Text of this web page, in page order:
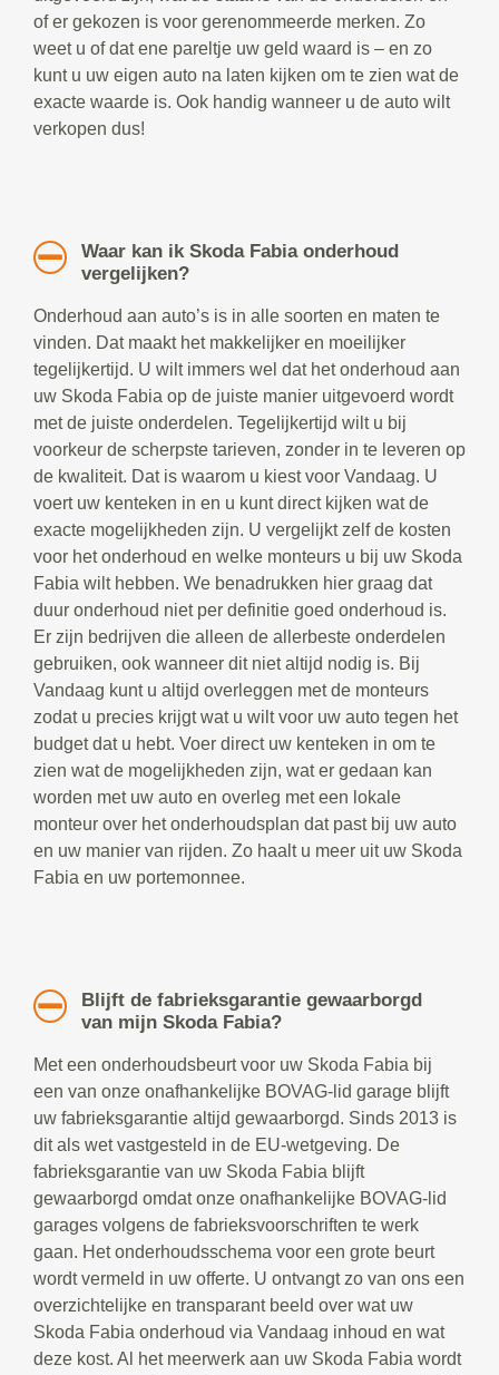
of er gekozen is voor gerenommeerde merken. Zo
weet u of dat ene pareltje uw geld waard is – en zo
kunt u uw eigen auto na laten kijken om te zien wat de
exacte waarde is. Ook handig wanneer u de auto wilt
verkopen dus!
Waar kan ik Skoda Fabia onderhoud
vergelijken?
Onderhoud aan auto’s is in alle soorten en maten te
vinden. Dat maakt het makkelijker en moeilijker
tegelijkertijd. U wilt immers wel dat het onderhoud aan
uw Skoda Fabia op de juiste manier uitgevoerd wordt
met de juiste onderdelen. Tegelijkertijd wilt u bij
voorkeur de scherpste tarieven, zonder in te leveren op
de kwaliteit. Dat is waarom u kiest voor Vandaag. U
voert uw kenteken in en u kunt direct kijken wat de
exacte mogelijkheden zijn. U vergelijkt zelf de kosten
voor het onderhoud en welke monteurs u bij uw Skoda
Fabia wilt hebben. We benadrukken hier graag dat
duur onderhoud niet per definitie goed onderhoud is.
Er zijn bedrijven die alleen de allerbeste onderdelen
gebruiken, ook wanneer dit niet altijd nodig is. Bij
Vandaag kunt u altijd overleggen met de monteurs
zodat u precies krijgt wat u wilt voor uw auto tegen het
budget dat u hebt. Voer direct uw kenteken in om te
zien wat de mogelijkheden zijn, wat er gedaan kan
worden met uw auto en overleg met een lokale
monteur over het onderhoudsplan dat past bij uw auto
en uw manier van rijden. Zo haalt u meer uit uw Skoda
Fabia en uw portemonnee.
Blijft de fabrieksgarantie gewaarborgd
van mijn Skoda Fabia?
Met een onderhoudsbeurt voor uw Skoda Fabia bij
een van onze onafhankelijke BOVAG-lid garage blijft
uw fabrieksgarantie altijd gewaarborgd. Sinds 2013 is
dit als wet vastgesteld in de EU-wetgeving. De
fabrieksgarantie van uw Skoda Fabia blijft
gewaarborgd omdat onze onafhankelijke BOVAG-lid
garages volgens de fabrieksvoorschriften te werk
gaan. Het onderhoudsschema voor een grote beurt
wordt vermeld in uw offerte. U ontvangt zo van ons een
overzichtelijke en transparant beeld over wat uw
Skoda Fabia onderhoud via Vandaag inhoud en wat
deze kost. Al het meerwerk aan uw Skoda Fabia wordt